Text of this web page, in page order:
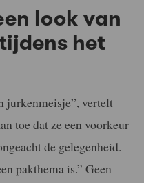
look van
het
jurkenmeisje”, vertelt
toe dat ze een voorkeur
de gelegenheid.
pakthema is.” Geen